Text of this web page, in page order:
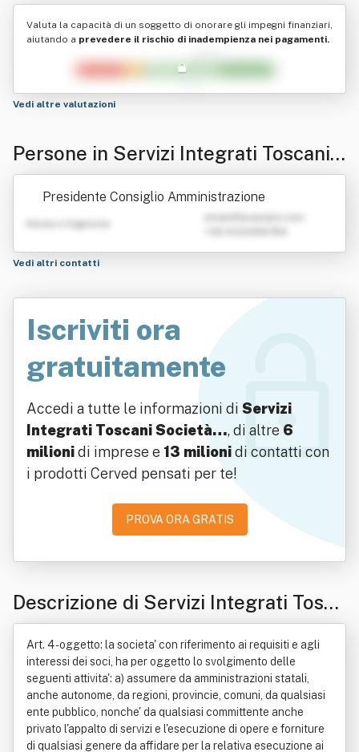
Cooperativa Consortile In Sigla S.i.t.
Società Cooperativa Consortile
Valuta la capacità di un soggetto di onorare gli impegni finanziari,
aiutando a prevedere il rischio di inadempienza nei pagamenti.
Vedi altre valutazioni
Persone in Servizi Integrati Toscani
Società Cooperativa Consortile In Si
gla S.i.t. Società Cooperativa Consor
Presidente Consiglio Amministrazione
Nome e Cognome
Vedi altri contatti
Iscriviti ora
gratuitamente
Accedi a tutte le informazioni di Servizi
Integrati Toscani Società…, di altre 6
milionidi imprese e 13 milionidi contatti con
i prodotti Cerved pensati per te!
PROVA ORA GRATIS
Descrizione di Servizi Integrati Tosca
ni Società Cooperativa Consortile In
Sigla S.i.t. Società Cooperativa Cons
ortile
Art. 4 - oggetto: la societa' con riferimento ai requisiti e agli interessi dei soci, ha per oggetto lo svolgimento delle seguenti attivita': a) assumere da amministrazioni statali, anche autonome, da regioni, provincie, comuni, da qualsiasi ente pubblico, nonche' da qualsiasi committente anche privato l'appalto di servizi e l'esecuzione di opere e forniture di qualsiasi genere da affidare per la relativa esecuzione ai soci; b) facilitare l'assunzione diretta dei lavori da parte dei soci; c) coordinare le politiche di sviluppo settoriale e territoriale delle associate riducendo le aree di conflittualita' e aumentando le sinergie anche promuovendo integrazioni operative tra gli enti aderenti; sviluppare politiche promozionali e sostenere azioni di diversificazione territoriale di prodotto e di modalita' di acquisizione dei contratti. La cooperativa consortile opera nei seguenti settori: a) - attivita' di raccolta differenziata, preselezione, cernita, trasferimento, trasporto, trattamento, riutilizzo, rigenerazione, recupero, riciclo, innocuizzazione, ammasso, deposito, stoccaggio, smaltimento dei rifiuti di ogni classificazione o morfologia, o di loro frazioni separate, nonche' di materie prime, seconde, a mezzo di contenitori, automezzi, attrezzature, impianti e tecnologie specifici; - attivita' di nettezza urbana, di igiene ambientale (spazzamento rifiuti urbani esterni, lavaggi, irrorazioni, disinfezioni, disinfestazioni, bonifiche, pulizia degli arenili, ecc); - attivita' di trattamento, di depurazione di acque, di reflui, di fiumi e di fanghi di ogni provenienza a mezzo di impianti e tecnologie specifici; - costruzione e gestione, anche in regime di concessione di depuratori, di impianti di compostaggio; - attivita' di studio, consulenza, progettazione e intervento nel settore ambientale (aria, acqua, suolo, rifiuti), monitoraggio ambientale; b) - costruzione e ristrutturazione di centri di preparazione pasti, mense e di ogni altra struttura a servizio della ristorazione; - gestione di self-service, ristoranti, cucine, mense, bar, pasticcerie, per scuole, ospedali, alberghi, centri termali, enti pubblici e privati; - esercizio di caffe', snack-bar, ristoranti free-flow e alla carta; - gastronomie, centri di preparazione pasti, confezionamento pasti, servizi di catering, servizi generali e speciali di cucina e ristorazione; - fornitura di prodotti alimentari, bevande analcoliche, alcoliche e superalcoliche, di pasti pronti, confezionati, precotti freschi, di generi alimentari freschi, congelati e surgelati, di prodotti dolciari freschi e confezionati; - consegna, ritiro e riciclaggio di stoviglie monouso in materiale plastico; c) - pulizie generali e speciali, civili, industriali, ospedaliere e per industrie alimentari, rifacimento letti, pulizie camerate, dormitori ed alloggi collettivi, pulizie e riordino mensa; - disinfestazione, disinfezione, derattizzazione, defogliazione, demuscazione, sanificazione e interventi per la difesa dell'ambiente; - pulizia locomotive, vetture ferroviarie, autobus, stazioni ferroviarie, autostazioni e metropolitane, aeroporti; - servizi di sguatteria; d) - trasporti: - trasporto merci per conto terzi, unimodale ed intermodale, di linee nazionali ed internazionali, di raccolta e distribuzione; - gestione di agenzie di spedizione, doganali e di recapito anche di valori e documenti; - trasporto persone, con o senza autista, in forma singola e collettiva; - gestione di linee in concessione e servizi scolastici, sociali ed aziendali; e) - movimentazioni: - servizi alle merci e bagagli in porti, aeroporti, interporti e stazioni ferroviarie; - gestione di merci per conto terzi in propri ed altrui magazzini; - gestione di magazzini anche a temperatura controllata, di centri smistamento, distribuzione e di preparazione a servizio di industrie e reti vendita; - nolo mezzi meccanici ed attrezzature a servizio della movimentazione delle merci; f) - logistica: - realizzazione di reti logistiche a servizio di industria e commercio e razionalizzazione di sistemi logistici esistenti; - assunzione e gestione di terziarizzazioni globali dei servizi a monte ed a valle della produzione, nonche' l'assunzione e l'esecuzione di tutte le attivita' complementari, connesse ed accessorie a quelle dei punti d), e) ed f); - gestioni centri stampa, produzioni di stampati e modulistica e piu' in generale servizi di rifornimento; g) - lavori e manutenzioni edili, stradali e meccanici; - prefabbricazione, montaggio e smontaggio di impianti industriali; - lavori di armamento ferroviario, carpenteria metallica, impianti esterni di illuminazione, cabine di trasformazione, impianti elettrostrumentali; - esecuzione, interventi di ottimizzazione, pronto intervento, gestione e manutenzione in genere di impianti termoidraulici, termici, di ventilazione, di condizionamento ed elettrici, di acquedotti e gasdotti; - installazione, manutenzione, riparazione e trasformazione di: 1) impianti di produzione, di trasporto, di distribuzione e di utilizzazione dell'energia elettrica all'interno degli edifici e partire dal punto di consegna dell'energia fornita dall'ente distributore; 2) impianti telefonici, radiotelefonici, televisivi, radiotelevisivi ed elettronici in genere, le antenne e gli impianti di protezione da scariche atmosferiche; 3) impianti idrosanitari nonche' quelli di trasporto, di trattamento, di uso, di accumulo e di consumo di acqua all'interno degli edifici a partire dal punto di consegna dell'acqua fornita dall'ente distributore; 4) impianti di riscaldamento e di climatizzazione azionati da fluido liquido, aeriforme, gassoso e di qualsiasi natura o specie; 5) impianti igienici, cucine, lavanderie, del gas e loro manutenzione; 6) impianti di sollevamento persone e cose per mezzo di ascensori, di montacarichi di scale mobili e simili; 7) impianti di protezione antincendio; - gestione e manutenzione degli impianti di ascensori, scale mobili e trasportatori in genere; - tinteggiatura e verniciatura di qualsiasi tipo; - fornitura e posa in opera di un sistema di monitoraggio incendi boschivi; h) - arredo urbano, esecuzione e manutenzione di aree verdi, sfalcio erba, diserbo, giardinaggio, coltivazione serre, vendita fiori e piante; - gestione, manutenzione, impianti esterni di illuminazione; - costruzione e gestione impianti sportivi e ricreativi, installazione e manutenzione toponomastica, segnaletica e sicurezza stradale ospedaliera, orizzontale e verticale; - costruzione e gestione parcheggi ed autorimesse, manutenzione negli aeroporti; - organizzazione e gestione di concerti musicali culturali ed espositivi; i) - gestione impianti di stoccaggio e distribuzione di combustibile, carburanti e lubrificanti, fornitura di combustibili liquidi, gassosi e solidi ad enti pubblici e privati; l) - servizio di rilevazione generale delle utenze; - lettura contatori gas, acqua ed elettricita'; - razionalizzazione e controllo dei consumi di energia elettrica; - distribuzione bollette e cartelle, studi di progettazione per il recupero energetico; - agenzie di recapito; - vuotatura e trasporto cassette postali e gettoni telefonici; - affissioni e riscossioni tributi per affissioni; - rilevazione, gestione e riscossione di ogni e qualsiasi genere di tributo; - agenzia di viaggi e servizi turistici in genere; m) - gestione servizi di lavanderie, stirerie e tintorie, per ospedali, alberghi, centri termali, enti pubblici e privati; n) - servizi di sicurezza, trasporto valori, service bancomat, contazione, lavorazione assegni; - gestione archivi e documenti riservati; - portierato, guardianeria e sicurezza, telesicurezza, antirapina, antisaccheggio; - servizi di guardaroba; - fornitura di sistemi di sicurezza per il telecontrollo, antincendio, antintrusione; - fornitura e installazione di mobili ed arredi di qualsiasi tipo e pregio, di materiale sanitario, anche monouso, di apparecchiature elettroniche, sonore, visive, telematiche, multimediali, di telecomunicazione, telesoccorso, di tecnologia avanzata, di computeristica software ed hardware, per uso sia privato che industriale; - rilevazione gas, impianti di spegnimento, protezione sistemi edp, consulenza per analisi rischi e applicazione sistemi di sicurezza; o) - montaggio e smontaggio di mostre e fiere, servizio di assistenza e organizzazione fiere, mostre, congressi, convegni, meeting, ricevimenti, banchetti e cerimonie in genere; p) - servizi di informatica, telematica, robotica, ricerca e trasferimento tecnologie; - corsi di formazione professionale di qualsiasi ordine e grado, consulenza al marketing, servizi di promozione immagine, pubblicita'; q) - recupero e restauro materiali bibliografici, museografici ed oggetti d'arte; - servizi editoriali di vendita all'interno dei musei, nelle biblioteche e negli archivi; - traslochi e trasporti di opere d'arte; - fornitura di riproduzioni e il recapito nell'ambito del prestito bibliotecario; - servizi di accoglienza di informazioni, di guida e assistenza didattica e di fornitura di sussidi catalografici, audiovisivi ed informatici di utilizzazione commerciale delle riproduzioni, di gestione di punti vendita, dei centri di incontro e ristoro, delle diapoteche, delle raccolte discografiche e biblioteche museali, della gestione dei biglietti di ingresso, dell'organizzazione delle mostre e di tutte le altre iniziative promozionali, utili alla migliore valorizzazione del patrimonio culturale ed alla diffusione della conoscenza dello stesso; - catalogazione beni culturali; - gestione catalogazione, archiviazione all'interno di musei, biblioteche, archivi; r) - gestione e valorizzazione di patrimoni immobiliari; - costruzione e gestione di residenze per anziani e disabili, case di cura, case protette, case albergo per anziani e studenti, colonie, ostelli, servizi sociali, di assistenza sociale, domiciliare e sanitaria in genere; - day hospital; - telesoccorso ed assistenza medica d'urgenza; - servizi alberghier